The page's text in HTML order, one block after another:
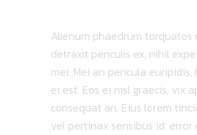
Alienum phaedrum torquatos
detraxit periculis ex, nihil
mei. Mei an pericula
ei est. Eos ei nisl graecis, vix
consequat an. Eius lorem
vel pertinax sensibus id, error